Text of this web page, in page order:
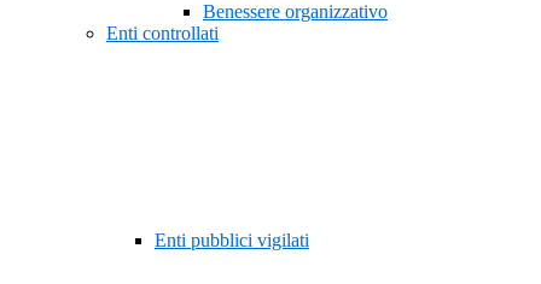
Benessere organizzativo
Enti controllati
Enti pubblici vigilati